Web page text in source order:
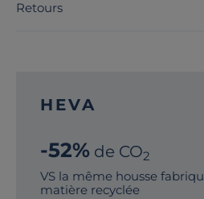
Retours
HEVA
-52% de CO2
VS la même housse
matière recyclée